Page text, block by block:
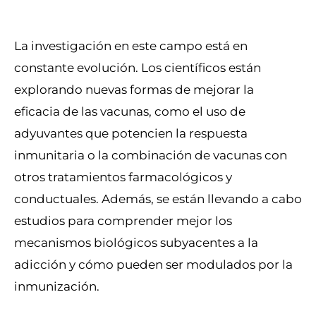
La investigación en este campo está en
constante evolución. Los científicos están
explorando nuevas formas de mejorar la
eficacia de las vacunas, como el uso de
adyuvantes que potencien la respuesta
inmunitaria o la combinación de vacunas con
otros tratamientos farmacológicos y
conductuales. Además, se están llevando a cabo
estudios para comprender mejor los
mecanismos biológicos subyacentes a la
adicción y cómo pueden ser modulados por la
inmunización.